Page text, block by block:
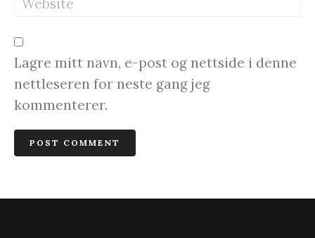
Lagre mitt navn, e-post og nettside i denne
nettleseren for neste gang jeg
kommenterer.